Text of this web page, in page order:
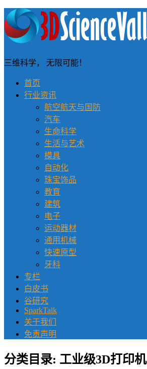
三维科学， 无限可能！
首页
行业资讯
航空航天与国防
汽车
生命科学
生活与艺术
模具
自动化
珠宝饰品
教育
建筑
电子
运动器材
通用机械
快速原型
牙科
专栏
白皮书
谷研究
SparkTalk
关于我们
免责声明
分类目录: 工业级3D打印机